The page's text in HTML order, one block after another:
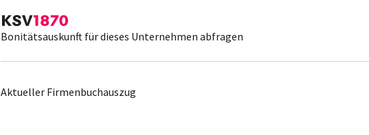
Bonitätsauskunft für dieses Unternehmen abfragen
Aktueller Firmenbuchauszug